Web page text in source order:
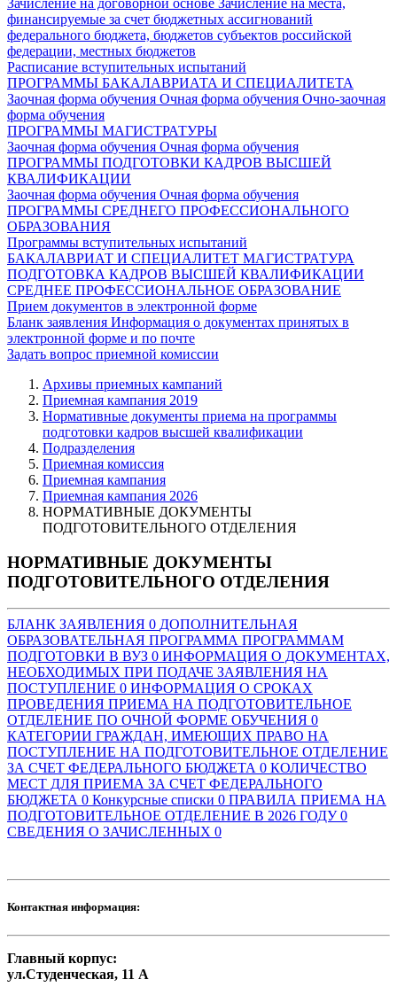
финансируемые за счет бюджетных ассигнований
федерального бюджета, бюджетов субъектов российской
федерации, местных бюджетов
Расписание вступительных испытаний
ПРОГРАММЫ БАКАЛАВРИАТА И СПЕЦИАЛИТЕТА
Заочная форма обучения Очная форма обучения Очно-заочная
форма обучения
ПРОГРАММЫ МАГИСТРАТУРЫ
Заочная форма обучения Очная форма обучения
ПРОГРАММЫ ПОДГОТОВКИ КАДРОВ ВЫСШЕЙ
КВАЛИФИКАЦИИ
Заочная форма обучения Очная форма обучения
ПРОГРАММЫ СРЕДНЕГО ПРОФЕССИОНАЛЬНОГО
ОБРАЗОВАНИЯ
Программы вступительных испытаний
БАКАЛАВРИАТ И СПЕЦИАЛИТЕТ МАГИСТРАТУРА
ПОДГОТОВКА КАДРОВ ВЫСШЕЙ КВАЛИФИКАЦИИ
СРЕДНЕЕ ПРОФЕССИОНАЛЬНОЕ ОБРАЗОВАНИЕ
Прием документов в электронной форме
Бланк заявления Информация о документах принятых в
электронной форме и по почте
Задать вопрос приемной комиссии
Архивы приемных кампаний
Приемная кампания 2019
Нормативные документы приема на программы
подготовки кадров высшей квалификации
Подразделения
Приемная комиссия
Приемная кампания
Приемная кампания 2026
НОРМАТИВНЫЕ ДОКУМЕНТЫ
ПОДГОТОВИТЕЛЬНОГО ОТДЕЛЕНИЯ
НОРМАТИВНЫЕ ДОКУМЕНТЫ
ПОДГОТОВИТЕЛЬНОГО ОТДЕЛЕНИЯ
БЛАНК ЗАЯВЛЕНИЯ 0 ДОПОЛНИТЕЛЬНАЯ
ОБРАЗОВАТЕЛЬНАЯ ПРОГРАММА ПРОГРАММАМ
ПОДГОТОВКИ В ВУЗ 0 ИНФОРМАЦИЯ О ДОКУМЕНТАХ,
НЕОБХОДИМЫХ ПРИ ПОДАЧЕ ЗАЯВЛЕНИЯ НА
ПОСТУПЛЕНИЕ 0 ИНФОРМАЦИЯ О СРОКАХ
ПРОВЕДЕНИЯ ПРИЕМА НА ПОДГОТОВИТЕЛЬНОЕ
ОТДЕЛЕНИЕ ПО ОЧНОЙ ФОРМЕ ОБУЧЕНИЯ 0
КАТЕГОРИИ ГРАЖДАН, ИМЕЮЩИХ ПРАВО НА
ПОСТУПЛЕНИЕ НА ПОДГОТОВИТЕЛЬНОЕ ОТДЕЛЕНИЕ
ЗА СЧЕТ ФЕДЕРАЛЬНОГО БЮДЖЕТА 0 КОЛИЧЕСТВО
МЕСТ ДЛЯ ПРИЕМА ЗА СЧЕТ ФЕДЕРАЛЬНОГО
БЮДЖЕТА 0 Конкурсные списки 0 ПРАВИЛА ПРИЕМА НА
ПОДГОТОВИТЕЛЬНОЕ ОТДЕЛЕНИЕ В 2026 ГОДУ0
СВЕДЕНИЯ О ЗАЧИСЛЕННЫХ 0
Контактная информация:
Главный корпус:
ул.Студенческая, 11 А